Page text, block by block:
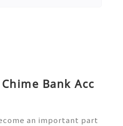
Bank Acc
an important part